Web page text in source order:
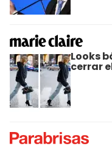
Looks
cerrar